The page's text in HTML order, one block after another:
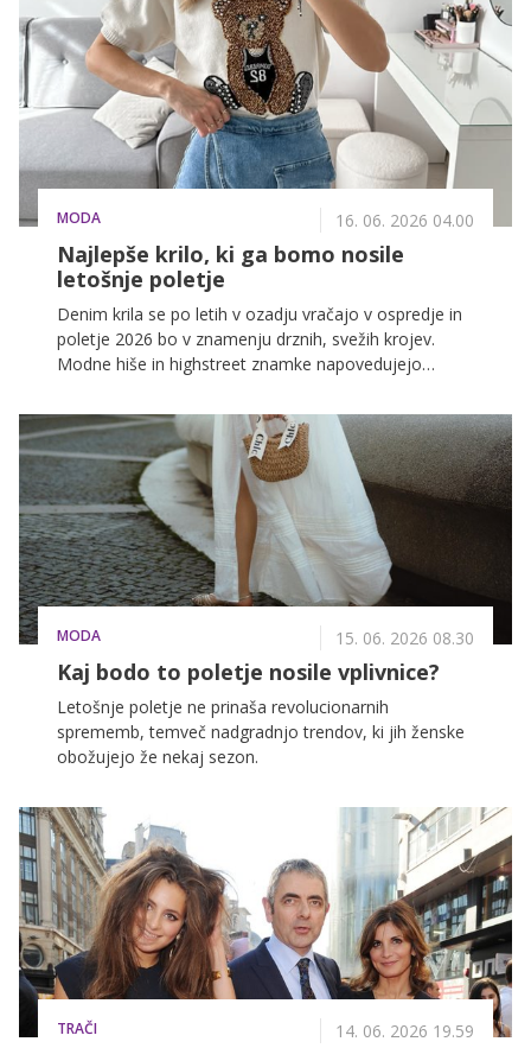
MODA 16. 06. 2026 04.00
Najlepše krilo, ki ga bomo nosile
letošnje poletje
Denim krila se po letih v ozadju vračajo v ospredje in
poletje 2026 bo v znamenju drznih, svežih krojev.
Modne hiše in highstreet znamke napovedujejo
navdušile vse generacije.
MODA 15. 06. 2026 08.30
Kaj bodo to poletje nosile vplivnice?
Letošnje poletje ne prinaša revolucionarnih
sprememb, temveč nadgradnjo trendov, ki jih ženske
obožujejo že nekaj sezon.
TRAČI 14. 06. 2026 19.59